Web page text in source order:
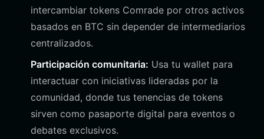
intercambiar tokens Comrade por otros activos
basados en BTC sin depender de intermediarios
centralizados.
Participación comunitaria: Usa tu wallet para
interactuar con iniciativas lideradas por la
comunidad, donde tus tenencias de tokens
sirven como pasaporte digital para eventos o
debates exclusivos.